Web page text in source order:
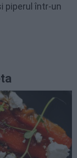
piperul într-un